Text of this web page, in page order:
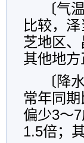
〔气
比较，
芝地区
其他地方
〔降
常年同
偏少3～
1.5倍；